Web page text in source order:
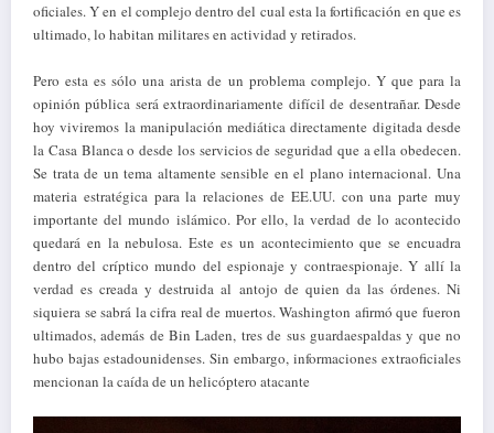
oficiales. Y en el complejo dentro del cual esta la fortificación en que es
ultimado, lo habitan militares en actividad y retirados.
Pero esta es sólo una arista de un problema complejo. Y que para la
opinión pública será extraordinariamente difícil de desentrañar. Desde
hoy viviremos la manipulación mediática directamente digitada desde
la Casa Blanca o desde los servicios de seguridad que a ella obedecen.
Se trata de un tema altamente sensible en el plano internacional. Una
materia estratégica para la relaciones de EE.UU. con una parte muy
importante del mundo islámico. Por ello, la verdad de lo acontecido
quedará en la nebulosa. Este es un acontecimiento que se encuadra
dentro del críptico mundo del espionaje y contraespionaje. Y allí la
verdad es creada y destruida al antojo de quien da las órdenes. Ni
siquiera se sabrá la cifra real de muertos. Washington afirmó que fueron
ultimados, además de Bin Laden, tres de sus guardaespaldas y que no
hubo bajas estadounidenses. Sin embargo, informaciones extraoficiales
mencionan la caída de un helicóptero atacante